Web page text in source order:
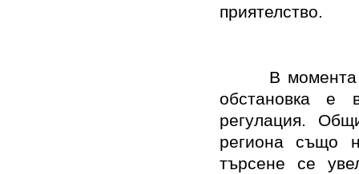
приятелство.
В момента
обстановка е
регулация.
региона също
търсене се